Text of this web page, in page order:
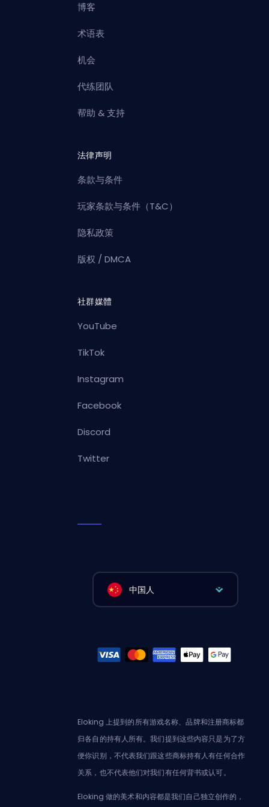
博客
术语表
机会
代练团队
帮助 & 支持
法律声明
条款与条件
玩家条款与条件（T&C）
隐私政策
版权 / DMCA
社群媒體
YouTube
TikTok
Instagram
Facebook
Discord
Twitter
中国人
Eloking 上提到的所有游戏名称、品牌和注册商标都
归各自的持有人所有。我们提到这些内容只是为了方
便你识别，不代表我们跟这些商标持有人有任何合作
关系，也不代表他们对我们有任何背书或认可。
Eloking 做的美术和内容都是我们自己独立创作的，